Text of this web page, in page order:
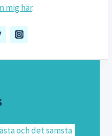
mig här.